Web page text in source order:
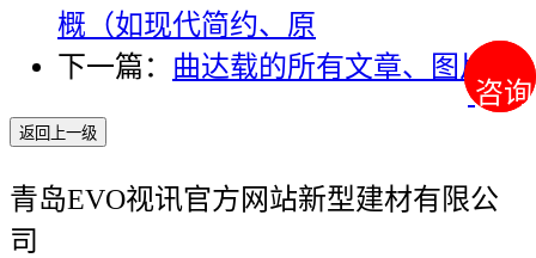
咨询
咨询
概（如现代简约、原
下一篇： 曲达载的所有文章、图片
返回上一级
青岛EVO视讯官方网站新型建材有限公
司